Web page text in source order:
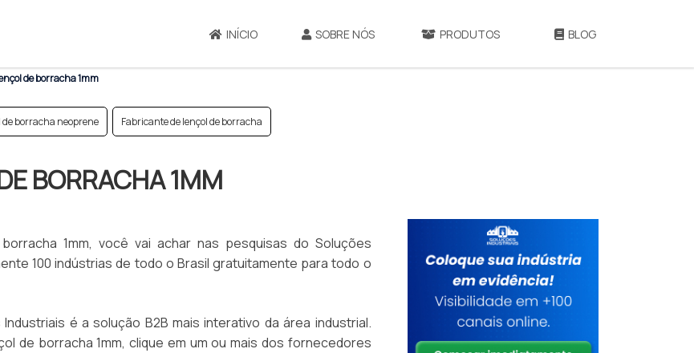
INÍCIO SOBRE NÓS PRODUTOS BLOG
de borracha 1mm
de borracha neoprene Fabricante de lençol de borracha
BORRACHA 1MM
1mm, você vai achar nas pesquisas do Soluções
100 indústrias de todo o Brasil gratuitamente para todo o
é a solução B2B mais interativo da área industrial.
de borracha 1mm, clique em um ou mais dos fornecedores